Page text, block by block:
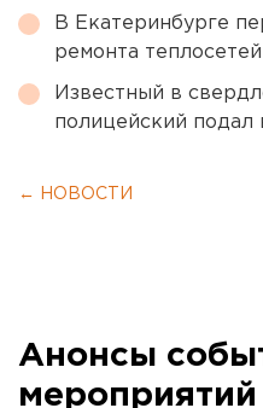
В Екатеринбурге
ремонта теплосетей
Известный в
полицейский подал
← НОВОСТИ
Анонсы